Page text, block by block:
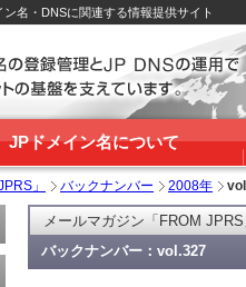
名・DNSに関連する情報提供サイト
JPドメイン名について
」 バックナンバー 2008年
メールマガジン「FROM
バックナンバー：vol.327